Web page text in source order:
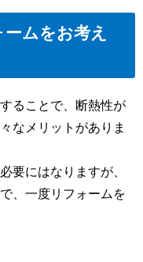
ムをお考え
ることで、断熱性が
なメリットがありま
要にはなりますが、
、一度リフォームを